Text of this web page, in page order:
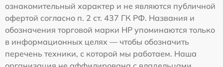
ознакомительный характер и не являются публичной
офертой согласно п. 2 ст. 437 ГК РФ. Названия и
обозначения торговой марки HP упоминаются только
в информационных целях — чтобы обозначить
перечень техники, с которой мы работаем. Наша